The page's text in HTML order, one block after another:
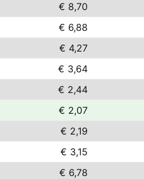
€ 8,70
€ 6,88
€ 4,27
€ 3,64
€ 2,44
€ 2,07
€ 2,19
€ 3,15
€ 6,78